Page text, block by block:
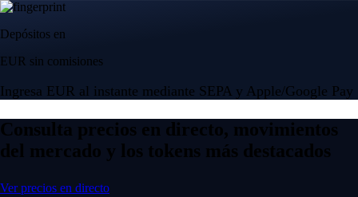
Depósitos en
EUR sin comisiones
Ingresa EUR al instante mediante SEPA y Apple/Google Pay
Consulta precios en directo, movimientos
del mercado y los tokens más destacados
Ver precios en directo